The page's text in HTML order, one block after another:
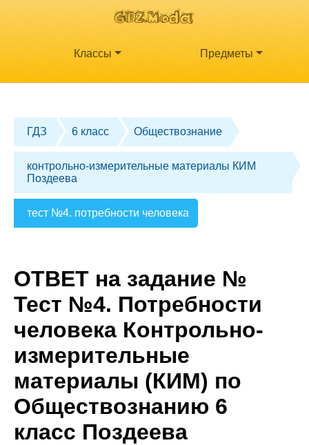
Классы Предметы
ГДЗ 6 класс Обществознание
контрольно-измерительные материалы КИМ
Поздеева
тест №4. потребности человека
ОТВЕТ на задание №
Тест №4. Потребности
человека Контрольно-
измерительные
материалы (КИМ) по
Обществознанию 6
класс Поздеева